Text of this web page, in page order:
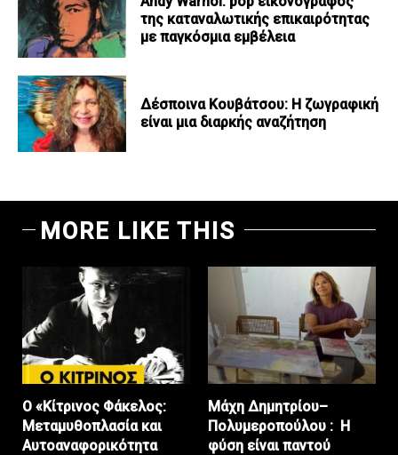
της καταναλωτικής επικαιρότητας
με παγκόσμια εμβέλεια
Δέσποινα Κουβάτσου: Η ζωγραφική
είναι μια διαρκής αναζήτηση
MORE LIKE THIS
Ο «Κίτρινος Φάκελος:
Μεταμυθοπλασία και
Αυτοαναφορικότητα
Μάχη Δημητρίου–
Πολυμεροπούλου : Η
φύση είναι παντού